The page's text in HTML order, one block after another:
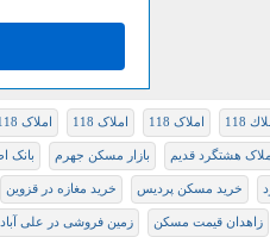
118 املاک 118 املاک 118 املاک 118
هشتگرد قدیم بازار مسكن جهرم بانک
خرید مسکن پردیس خرید مغازه در قزوین
زاهدان قیمت مسکن زمین فروشی در علی